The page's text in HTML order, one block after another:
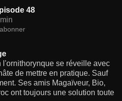
48
l'ornithorynque se réveille avec
de mettre en pratique. Sauf
Ses amis Magaïveur, Bio,
ont toujours une solution toute